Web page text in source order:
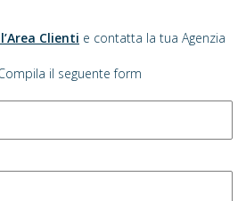
Clienti e contatta la tua Agenzia
il seguente form